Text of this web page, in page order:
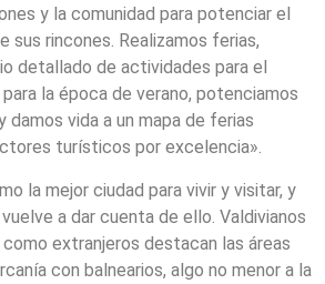
y la comunidad para potenciar el
sus rincones. Realizamos ferias,
detallado de actividades para el
la época de verano, potenciamos
vida a un mapa de ferias
turísticos por excelencia».
la mejor ciudad para vivir y visitar, y
a dar cuenta de ello. Valdivianos
extranjeros destacan las áreas
con balnearios, algo no menor a la